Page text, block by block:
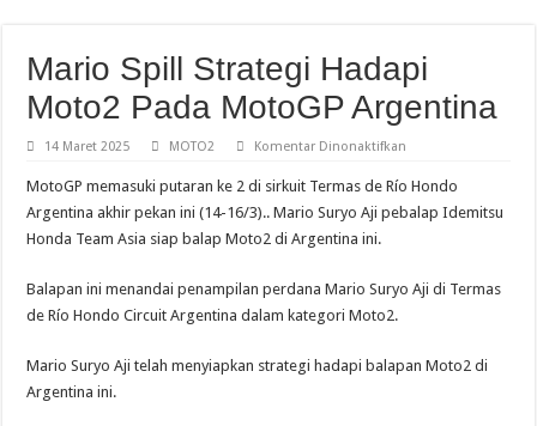
Mario Spill Strategi Hadapi
Moto2 Pada MotoGP Argentina
14 Maret 2025 MOTO2 Komentar Dinonaktifkan
Strategi
Hadapi
Moto2
MotoGP memasuki putaran ke 2 di sirkuit Termas de Río Hondo
Argentina akhir pekan ini (14-16/3).. Mario Suryo Aji pebalap Idemitsu
Honda Team Asia siap balap Moto2 di Argentina ini.
Balapan ini menandai penampilan perdana Mario Suryo Aji di Termas
de Río Hondo Circuit Argentina dalam kategori Moto2.
Mario Suryo Aji telah menyiapkan strategi hadapi balapan Moto2 di
Argentina ini.